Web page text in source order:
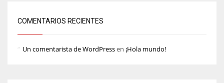
COMENTARIOS RECIENTES
Un comentarista de WordPressen ¡Hola mundo!